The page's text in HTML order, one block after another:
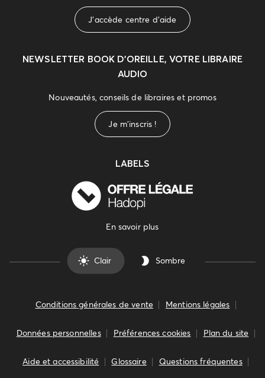
J'accède centre d'aide
NEWSLETTER BOOK D’OREILLE, VOTRE LIBRAIRE
AUDIO
Nouveautés, conseils de libraires et promos
Je m'inscris !
LABELS
En savoir plus
Clair Sombre
Conditions générales de vente Mentions légales
Données personnelles Préférences cookies Plan du site
Aide et accessibilité Glossaire Questions fréquentes